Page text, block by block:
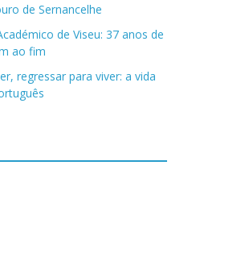
de Sernancelhe
de Viseu: 37 anos de
ao fim
regressar para viver: a vida